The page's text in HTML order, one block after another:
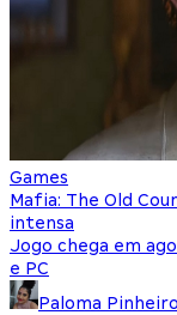
Games
Mafia: The Old
intensa
Jogo chega em
e PC
Paloma Pinheiro